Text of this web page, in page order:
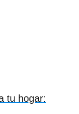
tu hogar: